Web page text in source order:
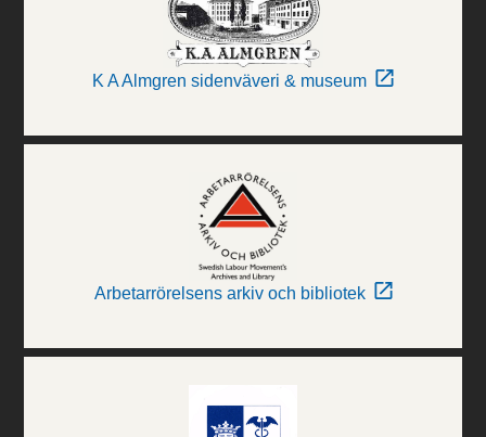
K A Almgren sidenväveri & museum
Arbetarrörelsens arkiv och bibliotek